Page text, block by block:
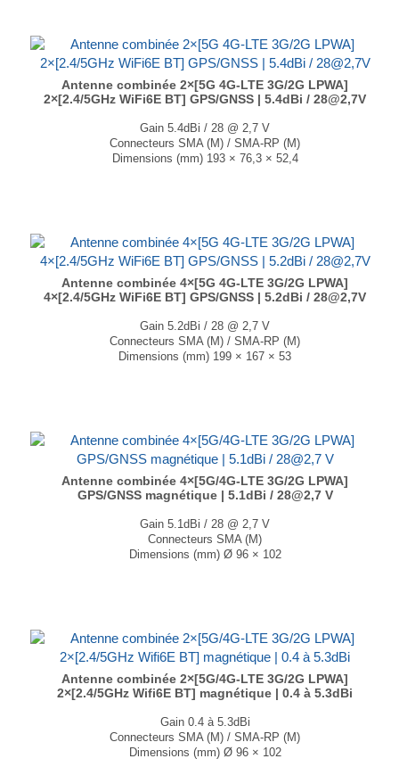
Antenne combinée 2×[5G 4G-LTE 3G/2G LPWA]
2×[2.4/5GHz WiFi6E BT] GPS/GNSS | 5.4dBi / 28@2,7V
Gain 5.4dBi / 28 @ 2,7 V
Connecteurs SMA (M) / SMA-RP (M)
Dimensions (mm) 193 × 76,3 × 52,4
Antenne combinée 4×[5G 4G-LTE 3G/2G LPWA]
4×[2.4/5GHz WiFi6E BT] GPS/GNSS | 5.2dBi / 28@2,7V
Gain 5.2dBi / 28 @ 2,7 V
Connecteurs SMA (M) / SMA-RP (M)
Dimensions (mm) 199 × 167 × 53
Antenne combinée 4×[5G/4G-LTE 3G/2G LPWA]
GPS/GNSS magnétique | 5.1dBi / 28@2,7 V
Gain 5.1dBi / 28 @ 2,7 V
Connecteurs SMA (M)
Dimensions (mm) Ø 96 × 102
Antenne combinée 2×[5G/4G-LTE 3G/2G LPWA]
2×[2.4/5GHz Wifi6E BT] magnétique | 0.4 à 5.3dBi
Gain 0.4 à 5.3dBi
Connecteurs SMA (M) / SMA-RP (M)
Dimensions (mm) Ø 96 × 102